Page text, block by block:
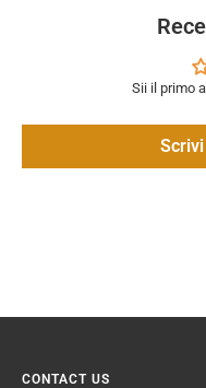
Sii il primo
CONTACT US